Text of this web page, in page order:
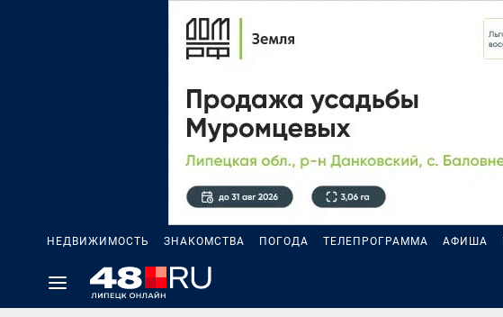
НЕДВИЖИМОСТЬ ЗНАКОМСТВА ПОГОДА ТЕЛЕПРОГРАММА АФИША